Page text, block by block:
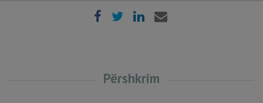
Përshkrim